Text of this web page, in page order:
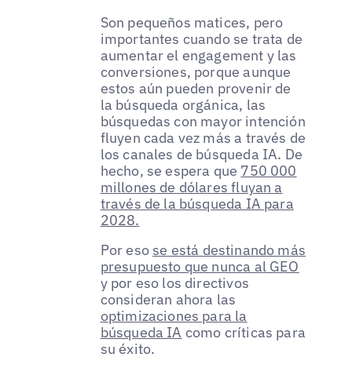
Son pequeños matices, pero
importantes cuando se trata de
aumentar el engagement y las
conversiones, porque aunque
estos aún pueden provenir de
la búsqueda orgánica, las
búsquedas con mayor intención
fluyen cada vez más a través de
los canales de búsqueda IA. De
hecho, se espera que 750 000
millones de dólares fluyan a
través de la búsqueda IA para
2028.
Por eso se está destinando más
presupuesto que nunca al GEO
y por eso los directivos
consideran ahora las
optimizaciones para la
búsqueda IA como críticas para
su éxito.